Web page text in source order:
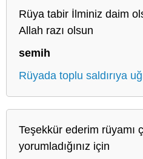
Rüya tabir İlminiz daim
Allah razı olsun
semih
Rüyada toplu saldırıya
Teşekkür ederim rüyamı
yorumladığınız için